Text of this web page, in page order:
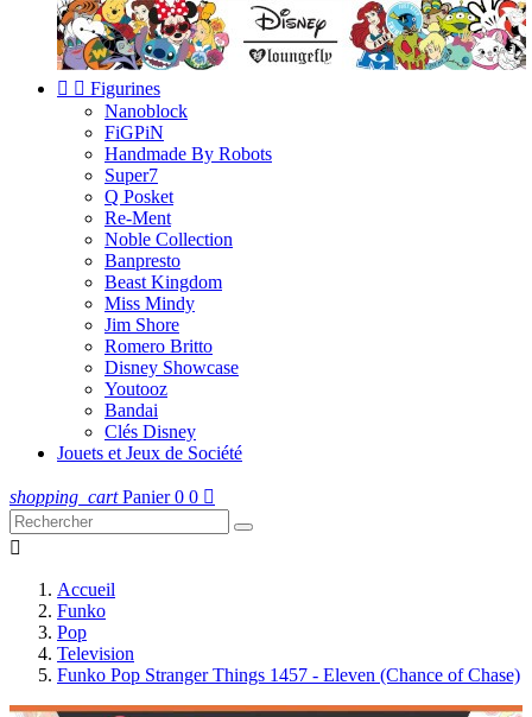
  Figurines
Nanoblock
FiGPiN
Handmade By Robots
Super7
Q Posket
Re-Ment
Noble Collection
Banpresto
Beast Kingdom
Miss Mindy
Jim Shore
Romero Britto
Disney Showcase
Youtooz
Bandai
Clés Disney
Jouets et Jeux de Société
shopping_cart Panier 0 0 

Accueil
Funko
Pop
Television
Funko Pop Stranger Things 1457 - Eleven (Chance of Chase)